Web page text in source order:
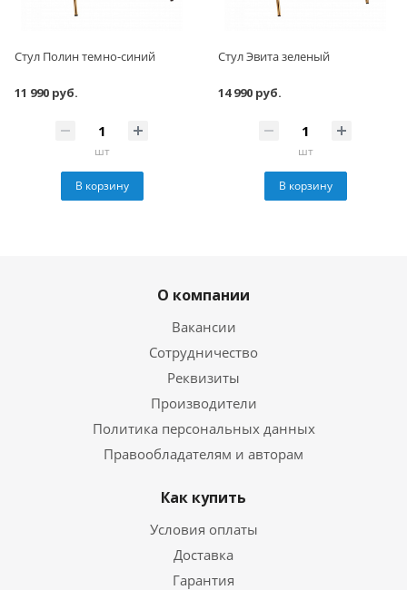
Стул Полин темно-синий
11 990 руб.
шт
В корзину
Стул Эвита зеленый
14 990 руб.
шт
В корзину
О компании
Вакансии
Сотрудничество
Реквизиты
Производители
Политика персональных данных
Правообладателям и авторам
Как купить
Условия оплаты
Доставка
Гарантия